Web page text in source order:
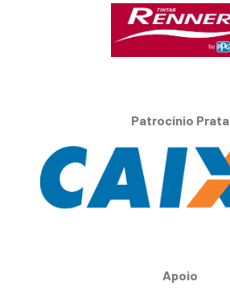
Patrocínio Prata
Apoio